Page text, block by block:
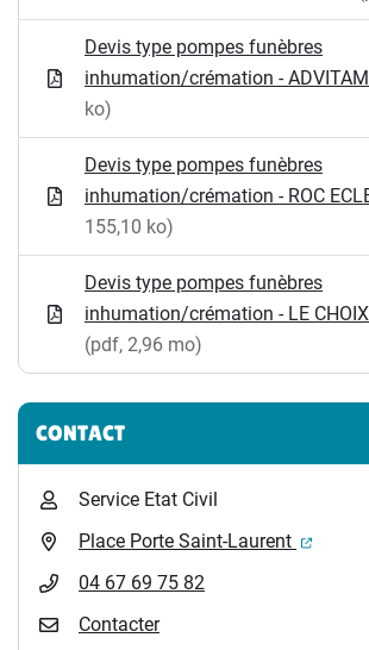
Devis type pompes funèbres
inhumation/crémation - ADVITAM
ko)
Devis type pompes funèbres
inhumation/crémation - ROC
155,10 ko)
Devis type pompes funèbres
inhumation/crémation - LE CHOIX
(pdf, 2,96 mo)
CONTACT
Service Etat Civil
Place Porte Saint-Laurent
04 67 69 75 82
Contacter